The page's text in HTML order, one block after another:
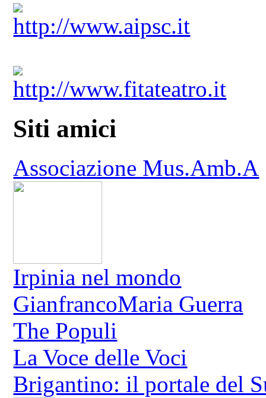
http://www.aipsc.it
http://www.fitateatro.it
Siti amici
Associazione Mus.Amb.A
Irpinia nel mondo
GianfrancoMaria Guerra
The Populi
La Voce delle Voci
Brigantino: il portale del